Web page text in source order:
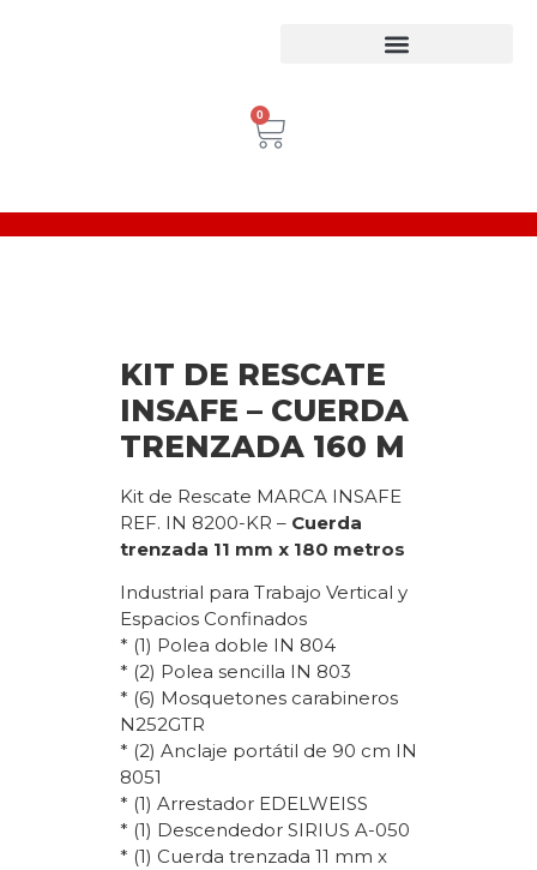
0
KIT DE RESCATE
INSAFE – CUERDA
TRENZADA 160 M
Kit de Rescate MARCA INSAFE
REF. IN 8200-KR – Cuerda
trenzada 11 mm x 180 metros
Industrial para Trabajo Vertical y
Espacios Confinados
* (1) Polea doble IN 804
* (2) Polea sencilla IN 803
* (6) Mosquetones carabineros
N252GTR
* (2) Anclaje portátil de 90 cm IN
8051
* (1) Arrestador EDELWEISS
* (1) Descendedor SIRIUS A-050
* (1) Cuerda trenzada 11 mm x